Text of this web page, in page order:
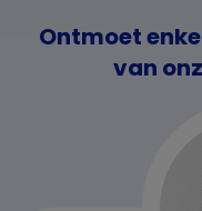
Ontmoet
van